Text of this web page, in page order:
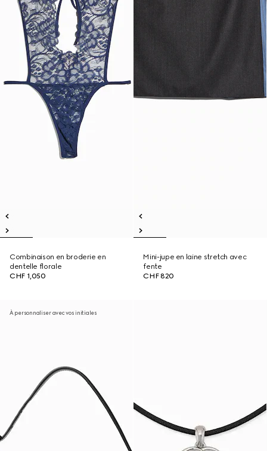
Combinaison en broderie en
dentelle florale
CHF 1,050
Mini-jupe en laine stretch avec
fente
CHF 820
À personnaliser avec vos initiales